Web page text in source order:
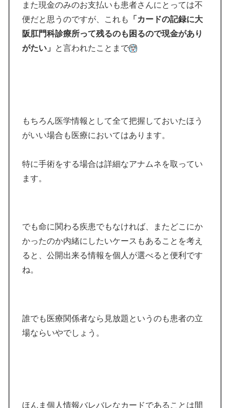
また現金のみのお支払いも患者さんにとっては不
便だと思うのですが、これも
「カードの記録に大
阪肛門科診療所って残るのも困るので現金があり
がたい」
と言われたことまで
もちろん医学情報として全て把握しておいたほう
がいい場合も医療においてはあります。
特に手術をする場合は詳細なアナムネを取ってい
ます。
でも命に関わる疾患でもなければ、またどこにか
かったのか内緒にしたいケースもあることを考え
ると、公開出来る情報を個人が選べると便利です
ね。
誰でも医療関係者なら見放題というのも患者の立
場ならいやでしょう。
ほんま個人情報バレバレなカードであることは間